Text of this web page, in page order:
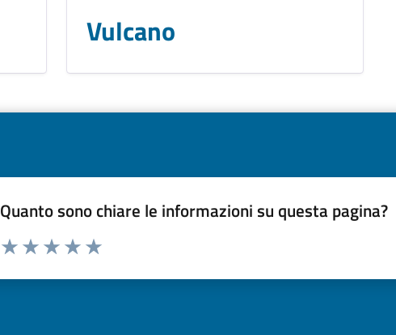
Vulcano
Quanto sono chiare le informazioni su questa pagina?
Valuta da 1 a 5 stelle la pagina